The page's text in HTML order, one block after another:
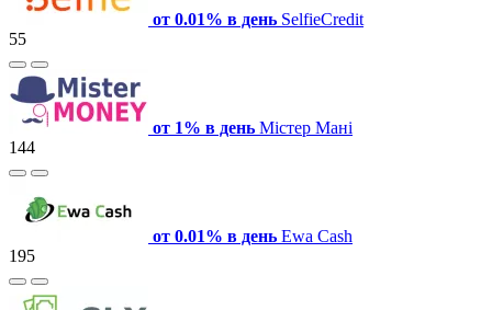
от 0.01% в день SelfieCredit
55
от 1% в день Містер Мані
144
от 0.01% в день Ewa Cash
195